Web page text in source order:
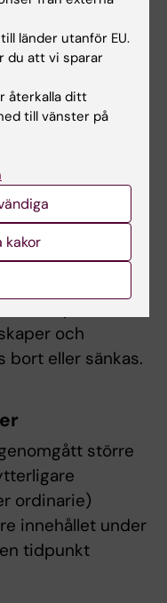
kan
eller kurs
i mån av plats.
eller behov av
fatta
föreskrifter
till
från
m.m.
och
bort eller sänkas.
större
ordinarie)
innehållet under
tidpunkt
länder utanför EU.
du att vi sparar
återkalla ditt
till vänster på
kakor